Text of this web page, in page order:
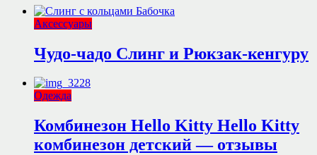
Аксессуары
Чудо-чадо Слинг и Рюкзак-кенгуру
Одежда
Комбинезон Hello Kitty Hello Kitty
комбинезон детский — отзывы